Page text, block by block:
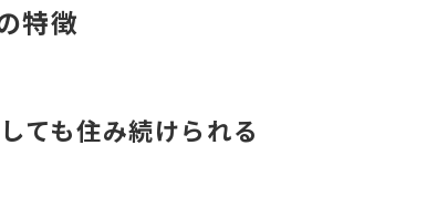
特徴
ても住み続けられる